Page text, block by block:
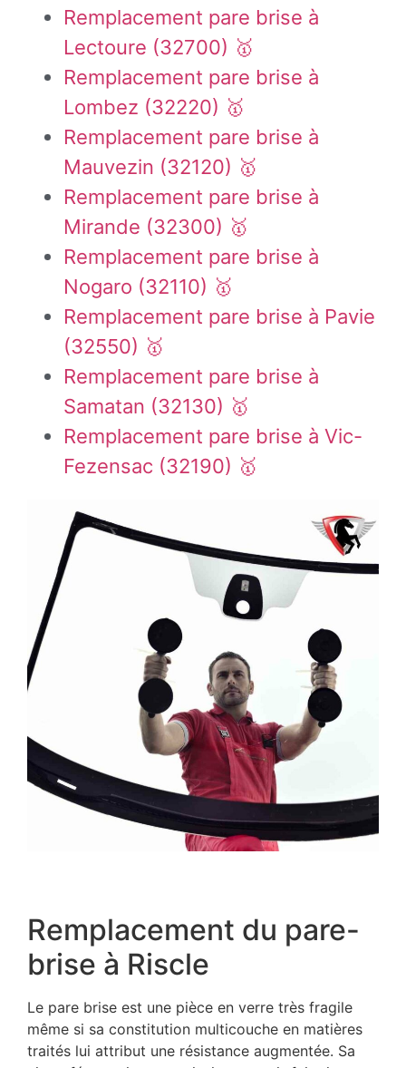
Remplacement pare brise à
Lectoure (32700) 🥇
Remplacement pare brise à
Lombez (32220) 🥇
Remplacement pare brise à
Mauvezin (32120) 🥇
Remplacement pare brise à
Mirande (32300) 🥇
Remplacement pare brise à
Nogaro (32110) 🥇
Remplacement pare brise à Pavie
(32550) 🥇
Remplacement pare brise à
Samatan (32130) 🥇
Remplacement pare brise à Vic-
Fezensac (32190) 🥇
Remplacement du pare-
brise à Riscle
Le pare brise est une pièce en verre très fragile
même si sa constitution multicouche en matières
traités lui attribut une résistance augmentée. Sa